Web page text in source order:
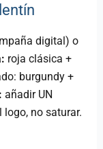
digital) o
roja clásica +
burgundy +
añadir UN
no saturar.